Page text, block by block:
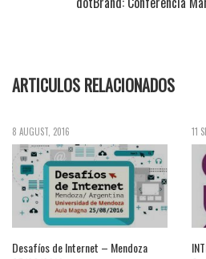
ARTICULOS RELACIONADOS
8 AUGUST, 2016
Desafíos de Internet – Mendoza
11